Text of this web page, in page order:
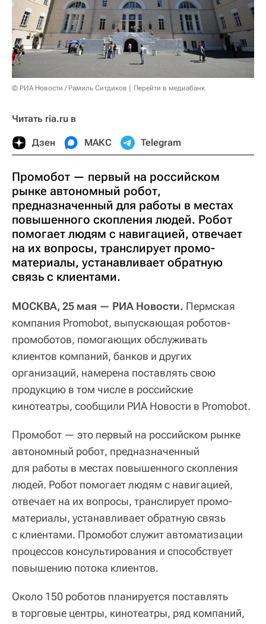
© РИА Новости / Рамиль Ситдиков Перейти в медиабанк
Читать ria.ru в
Дзен МАКС Telegram
Промобот — первый на российском
рынке автономный робот,
предназначенный для работы в местах
повышенного скопления людей. Робот
помогает людям с навигацией, отвечает
на их вопросы, транслирует промо-
материалы, устанавливает обратную
связь с клиентами.
МОСКВА, 25 мая — РИА Новости. Пермская
компания Promobot, выпускающая роботов-
промоботов, помогающих обслуживать
клиентов компаний, банков и других
организаций, намерена поставлять свою
продукцию в том числе в российские
кинотеатры, сообщили РИА Новости в Promobot.
Промобот — это первый на российском рынке
автономный робот, предназначенный
для работы в местах повышенного скопления
людей. Робот помогает людям с навигацией,
отвечает на их вопросы, транслирует промо-
материалы, устанавливает обратную связь
с клиентами. Промобот служит автоматизации
процессов консультирования и способствует
повышению потока клиентов.
Около 150 роботов планируется поставлять
в торговые центры, кинотеатры, ряд компаний,